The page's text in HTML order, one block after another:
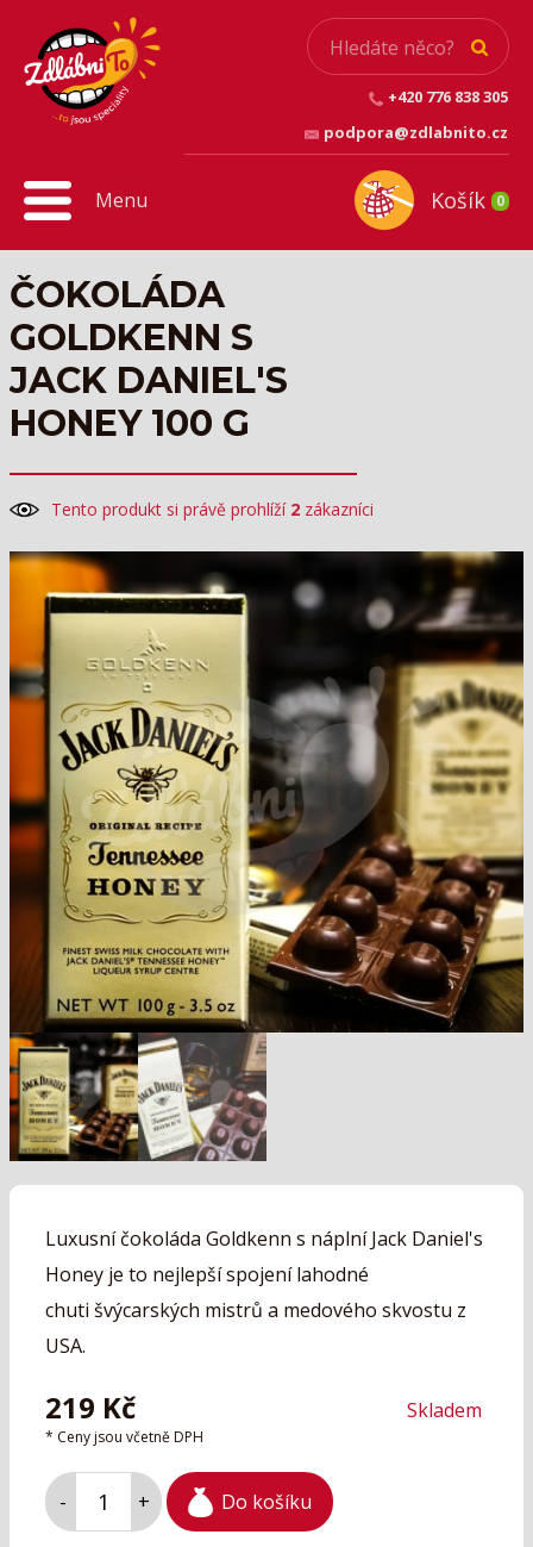
+420 776 838 305
podpora@zdlabnito.cz
Košík 0
Menu
ČOKOLÁDA
GOLDKENN S
JACK DANIEL'S
HONEY 100 G
Tento produkt si právě prohlíží 2 zákazníci
Luxusní čokoláda Goldkenn s náplní Jack Daniel's
Honey je to nejlepší spojení lahodné
chuti švýcarských mistrů a medového skvostu z
USA.
219 Kč
* Ceny jsou včetně DPH
Skladem
- + Do košíku